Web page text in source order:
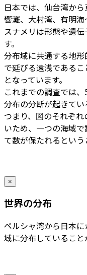
日本では、仙台湾か
響灘、大村湾、有明
スナメリは形態や遺
す。
分布域に共通する地
で延びる遠浅である
となっています。
これまでの調査では
分布の分断が起きてい
つまり、図のそれぞ
いため、一つの海域
て数が保たれるという
×
世界の分布
ペルシャ湾から日本
域に分布していること